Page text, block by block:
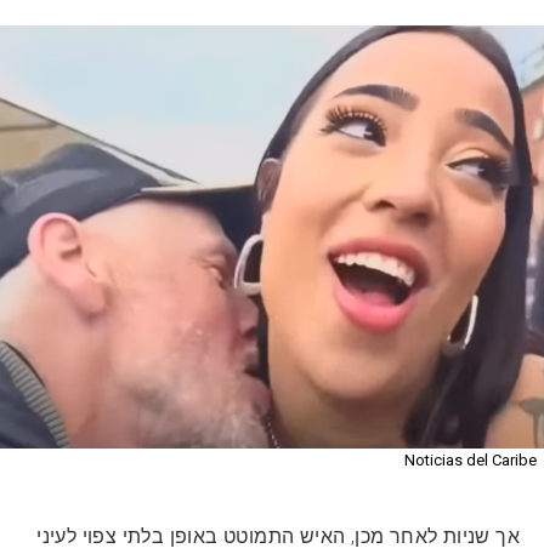
אך שניות לאחר מכן, האיש התמוטט באופן בלתי צפוי לעיני